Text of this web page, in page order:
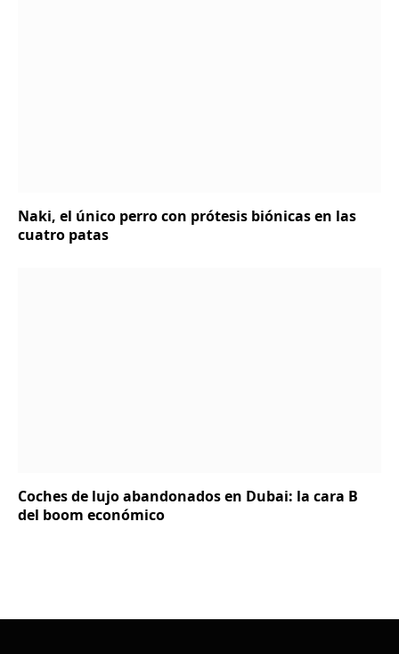
Naki, el único perro con prótesis biónicas en las
cuatro patas
Coches de lujo abandonados en Dubai: la cara B
del boom económico